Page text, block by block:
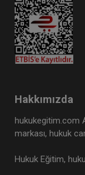
Hakkımızda
hukukegitim.com
markası, hukuk
Hukuk Eğitim,